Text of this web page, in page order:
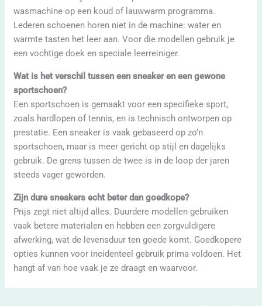
wasmachine op een koud of lauwwarm programma.
Lederen schoenen horen niet in de machine: water en
warmte tasten het leer aan. Voor die modellen gebruik je
een vochtige doek en speciale leerreiniger.
Wat is het verschil tussen een sneaker en een gewone
sportschoen?
Een sportschoen is gemaakt voor een specifieke sport,
zoals hardlopen of tennis, en is technisch ontworpen op
prestatie. Een sneaker is vaak gebaseerd op zo’n
sportschoen, maar is meer gericht op stijl en dagelijks
gebruik. De grens tussen de twee is in de loop der jaren
steeds vager geworden.
Zijn dure sneakers echt beter dan goedkope?
Prijs zegt niet altijd alles. Duurdere modellen gebruiken
vaak betere materialen en hebben een zorgvuldigere
afwerking, wat de levensduur ten goede komt. Goedkopere
opties kunnen voor incidenteel gebruik prima voldoen. Het
hangt af van hoe vaak je ze draagt en waarvoor.